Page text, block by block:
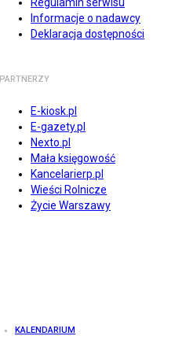
Informacje o nadawcy
Deklaracja dostępności
PARTNERZY
E-kiosk.pl
E-gazety.pl
Nexto.pl
Mała księgowość
Kancelarierp.pl
Wieści Rolnicze
Życie Warszawy
KALENDARIUM